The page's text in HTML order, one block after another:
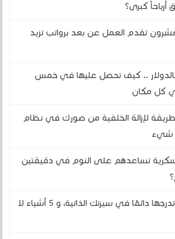
أرباحاً كبرى؟
تقدم العمل عن بعد برواتب تزيد
بالدولار .. كيف تحصل عليها في خمس
كل مكان
لإزالة الخلفية من صورك في نظام
شيء
تساعدهم على النوم في دقيقتين
5 أشياء يجب أن تدرجها دائمًا في سيرتك الذاتية، و 5 أشياء لا